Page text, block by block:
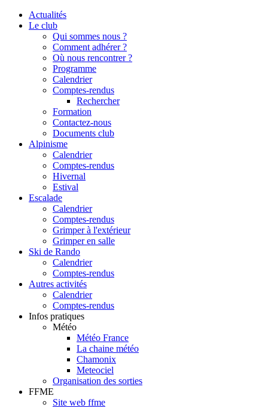
Actualités
Le club
Qui sommes nous ?
Comment adhérer ?
Où nous rencontrer ?
Programme
Calendrier
Comptes-rendus
Rechercher
Formation
Contactez-nous
Documents club
Alpinisme
Calendrier
Comptes-rendus
Hivernal
Estival
Escalade
Calendrier
Comptes-rendus
Grimper à l'extérieur
Grimper en salle
Ski de Rando
Calendrier
Comptes-rendus
Autres activités
Calendrier
Comptes-rendus
Infos pratiques
Météo
Météo France
La chaine météo
Chamonix
Meteociel
Organisation des sorties
FFME
Site web ffme